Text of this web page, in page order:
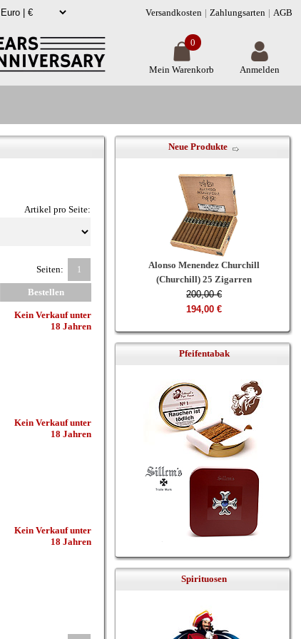
Versandkosten Zahlungsarten AGB
Anmelden
Mein Warenkorb
0
Artikel pro Seite:
Seiten: 1
Bestellen
Kein Verkauf unter
18 Jahren
Kein Verkauf unter
18 Jahren
Kein Verkauf unter
18 Jahren
Neue Produkte
Alonso Menendez Churchill
(Churchill) 25 Zigarren
200,00 €
194,00 €
Pfeifentabak
Spirituosen